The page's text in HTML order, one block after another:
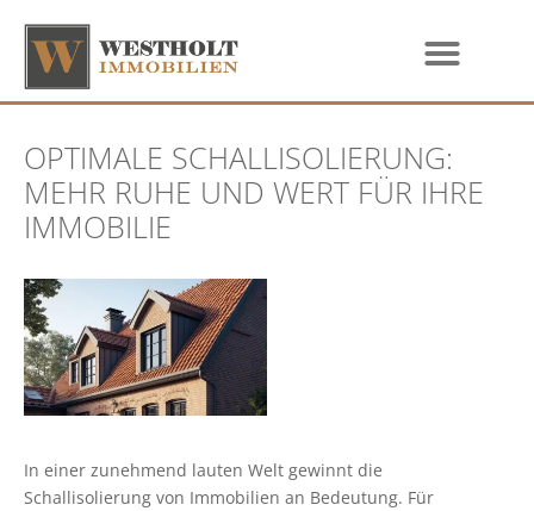
OPTIMALE SCHALLISOLIERUNG:
MEHR RUHE UND WERT FÜR IHRE
IMMOBILIE
In einer zunehmend lauten Welt gewinnt die
Schallisolierung von Immobilien an Bedeutung. Für